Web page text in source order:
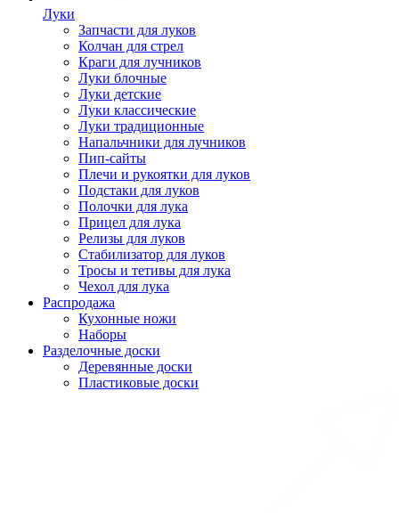
Луки
Запчасти для луков
Колчан для стрел
Краги для лучников
Луки блочные
Луки детские
Луки классические
Луки традиционные
Напальчники для лучников
Пип-сайты
Плечи и рукоятки для луков
Подстаки для луков
Полочки для лука
Прицел для лука
Релизы для луков
Стабилизатор для луков
Тросы и тетивы для лука
Чехол для лука
Распродажа
Кухонные ножи
Наборы
Разделочные доски
Деревянные доски
Пластиковые доски